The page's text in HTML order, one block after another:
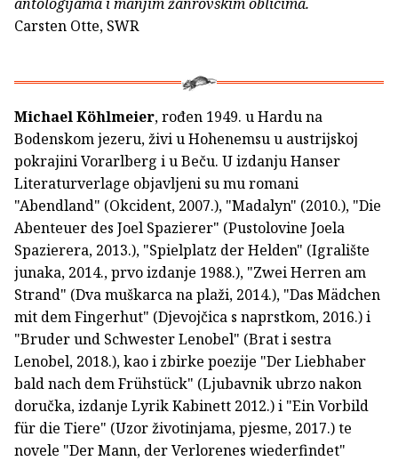
Carsten Otte, SWR
Michael Köhlmeier, rođen 1949. u Hardu na
Bodenskom jezeru, živi u Hohenemsu u austrijskoj
pokrajini Vorarlberg i u Beču. U izdanju Hanser
Literaturverlage objavljeni su mu romani
"Abendland" (Okcident, 2007.), "Madalyn" (2010.), "Die
Abenteuer des Joel Spazierer" (Pustolovine Joela
Spazierera, 2013.), "Spielplatz der Helden" (Igralište
junaka, 2014., prvo izdanje 1988.), "Zwei Herren am
Strand" (Dva muškarca na plaži, 2014.), "Das Mädchen
mit dem Fingerhut" (Djevojčica s naprstkom, 2016.) i
"Bruder und Schwester Lenobel" (Brat i sestra
Lenobel, 2018.), kao i zbirke poezije "Der Liebhaber
bald nach dem Frühstück" (Ljubavnik ubrzo nakon
doručka, izdanje Lyrik Kabinett 2012.) i "Ein Vorbild
für die Tiere" (Uzor životinjama, pjesme, 2017.) te
novele "Der Mann, der Verlorenes wiederfindet"